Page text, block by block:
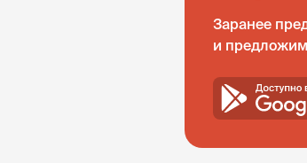
Заранее
и